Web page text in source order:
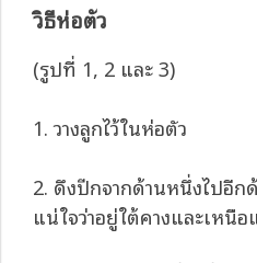
วิธีห่อตัว
(รูปที่ 1, 2 และ 3)
1. วางลูกไว้ในห่อตัว
2. ดึงปีกจากด้านหนึ่งไปอีก
แน่ใจว่าอยู่ใต้คางและเหนื